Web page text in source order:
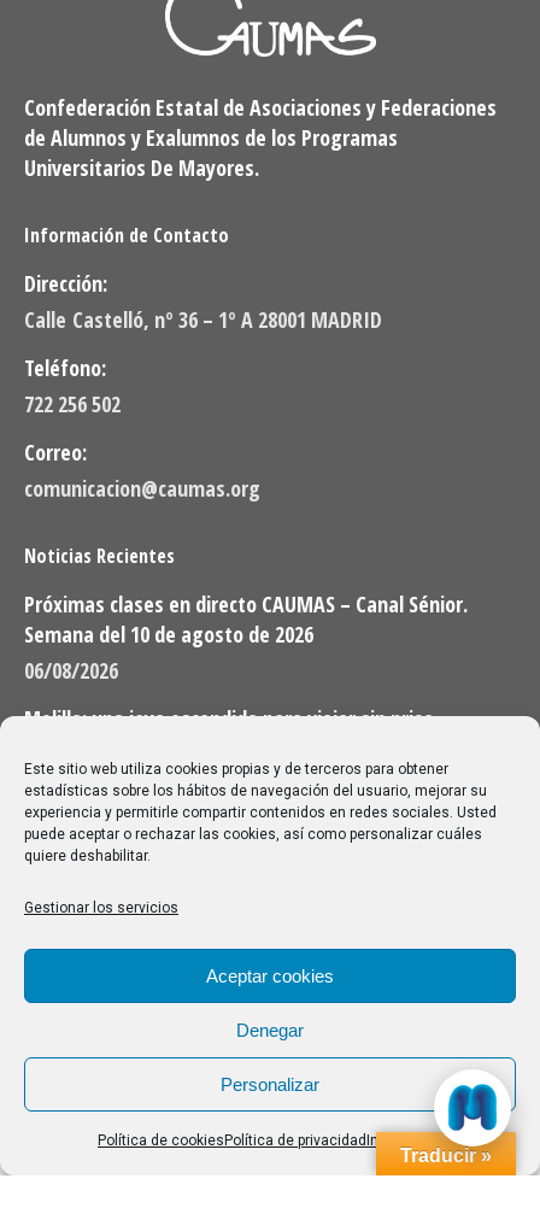
Este sitio web utiliza cookies propias y de terceros para obtener
estadísticas sobre los hábitos de navegación del usuario, mejorar su
experiencia y permitirle compartir contenidos en redes sociales. Usted
puede aceptar o rechazar las cookies, así como personalizar cuáles
quiere deshabilitar.
Gestionar los servicios
Aceptar cookies
Denegar
Personalizar
Política de cookies Política de privacidad Impressum
Confederación Estatal de Asociaciones y Federaciones
de Alumnos y Exalumnos de los Programas
Universitarios De Mayores.
Información de Contacto
Dirección:
Calle Castelló, nº 36 – 1º A 28001 MADRID
Teléfono:
722 256 502
Correo:
comunicacion@caumas.org
Noticias Recientes
Próximas clases en directo CAUMAS – Canal Sénior.
Semana del 10 de agosto de 2026
06/08/2026
Melilla: una joya escondida para viajar sin prisa
28/07/2026
Buscar
Buscar:
Aviso Legal|Política de privacidad|Política de cookies
Traducir »